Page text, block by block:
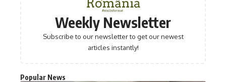
Weekly Newsletter
Subscribe to our newsletter to get our newest
articles instantly!
Popular News